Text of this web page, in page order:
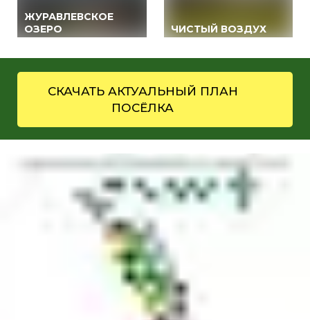
ЖУРАВЛЕВСКОЕ
ОЗЕРО
ЧИСТЫЙ ВОЗДУХ
СКАЧАТЬ АКТУАЛЬНЫЙ ПЛАН
ПОСЁЛКА